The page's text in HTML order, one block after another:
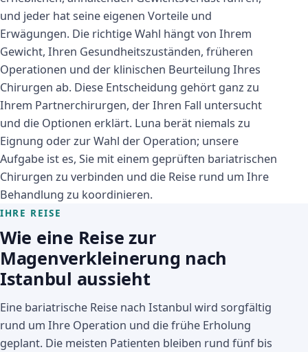
und jeder hat seine eigenen Vorteile und
Erwägungen. Die richtige Wahl hängt von Ihrem
Gewicht, Ihren Gesundheitszuständen, früheren
Operationen und der klinischen Beurteilung Ihres
Chirurgen ab. Diese Entscheidung gehört ganz zu
Ihrem Partnerchirurgen, der Ihren Fall untersucht
und die Optionen erklärt. Luna berät niemals zu
Eignung oder zur Wahl der Operation; unsere
Aufgabe ist es, Sie mit einem geprüften bariatrischen
Chirurgen zu verbinden und die Reise rund um Ihre
Behandlung zu koordinieren.
IHRE REISE
Wie eine Reise zur
Magenverkleinerung nach
Istanbul aussieht
Eine bariatrische Reise nach Istanbul wird sorgfältig
rund um Ihre Operation und die frühe Erholung
geplant. Die meisten Patienten bleiben rund fünf bis